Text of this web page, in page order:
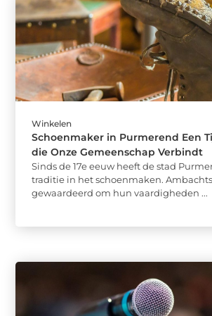
Winkelen
Schoenmaker in Purmerend Een
die Onze Gemeenschap Verbindt
Sinds de 17e eeuw heeft de stad
traditie in het schoenmaken.
gewaardeerd om hun vaardigheden ...